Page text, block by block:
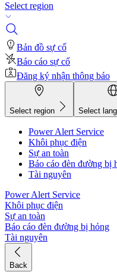
Select region
Bản đồ sự cố
Báo cáo sự cố
Đăng ký nhận thông báo
Select region Select
Power Alert Service
Khôi phục điện
Sự an toàn
Báo cáo đèn đường bị
Tài nguyên
Power Alert Service
Khôi phục điện
Sự an toàn
Báo cáo đèn đường bị hỏng
Tài nguyên
Back